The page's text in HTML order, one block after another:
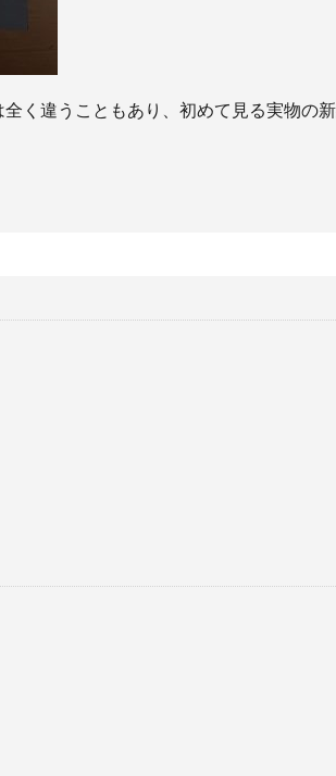
く違うこともあり、初めて見る実物の